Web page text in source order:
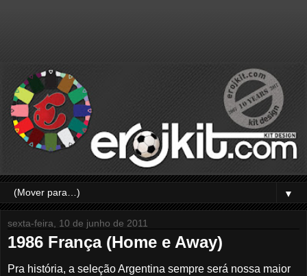
▼
sexta-feira, 10 de junho de 2011
1986 França (Home e Away)
Pra história, a seleção Argentina sempre será nossa maior